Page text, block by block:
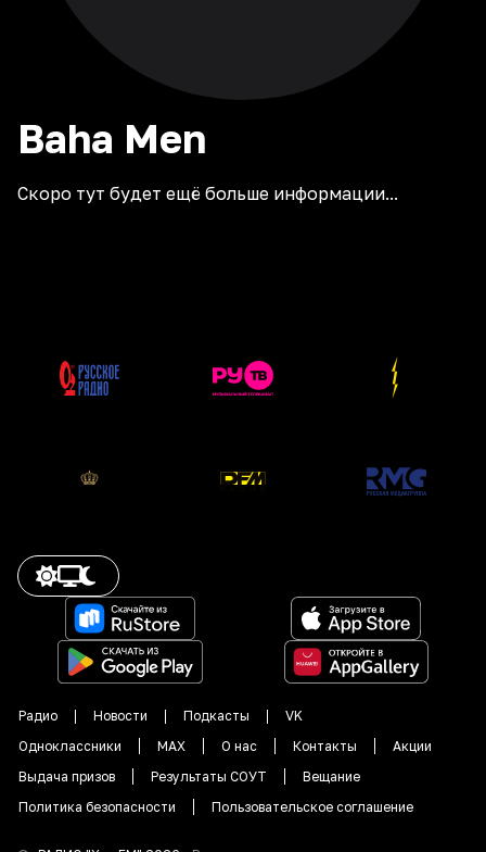
Baha Men
Скоро тут будет ещё больше информации...
Радио Новости Подкасты
VK
Одноклассники
MAX О нас Контакты
Акции
Выдача призов
Результаты СОУТ
Вещание
Политика безопасности
Пользовательское соглашение